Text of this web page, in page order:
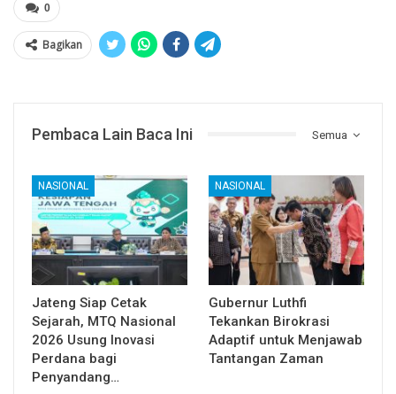
0
Bagikan
Semua
Pembaca Lain Baca Ini
NASIONAL
Jateng Siap Cetak
Sejarah, MTQ Nasional
2026 Usung Inovasi
Perdana bagi
Penyandang…
NASIONAL
Gubernur Luthfi
Tekankan Birokrasi
Adaptif untuk Menjawab
Tantangan Zaman